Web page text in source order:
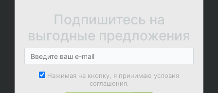
Подпишитесь на
выгодные предложения
Нажимая на кнопку, я принимаю условия
соглашения.